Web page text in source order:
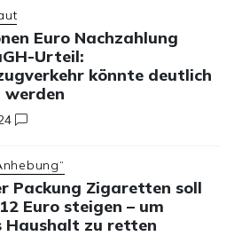
Euro Nachzahlung
Urteil:
könnte deutlich
Packung Zigaretten soll
Euro steigen – um
Haushalt zu retten